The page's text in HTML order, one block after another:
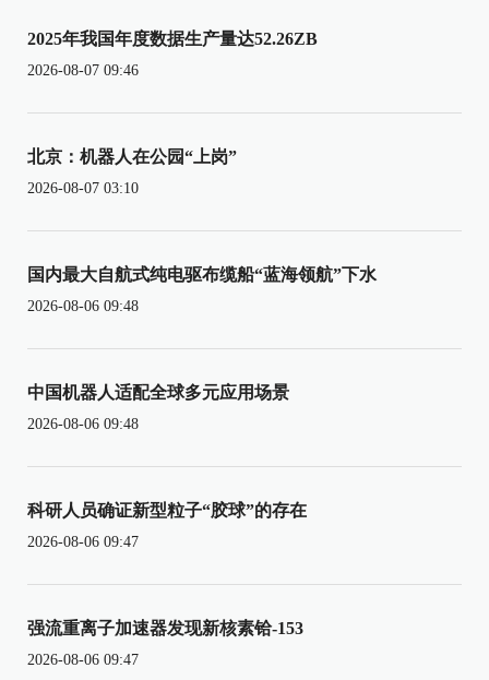
2025年我国年度数据生产量达52.26ZB
2026-08-07 09:46
北京：机器人在公园“上岗”
2026-08-07 03:10
国内最大自航式纯电驱布缆船“蓝海领航”下水
2026-08-06 09:48
中国机器人适配全球多元应用场景
2026-08-06 09:48
科研人员确证新型粒子“胶球”的存在
2026-08-06 09:47
强流重离子加速器发现新核素铪-153
2026-08-06 09:47